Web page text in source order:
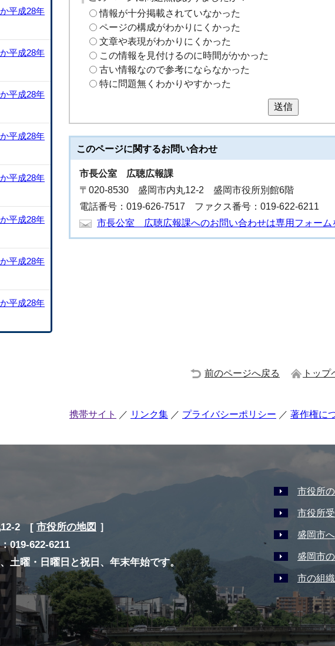
情報が十分掲載されていなかった
ページの構成がわかりにくかった
文章や表現がわかりにくかった
この情報を見付けるのに時間がかかった
古い情報なので参考にならなかった
特に問題無くわかりやすかった
送信
このページに関するお問い合わせ
市長公室 広聴広報課
〒020-8530 盛岡市内丸12-2 盛岡市役所別館6階
電話番号：019-626-7517 ファクス番号：019-622-6211
市長公室 広聴広報課へのお問い合わせは専用フォーム
平成28年
平成28年
平成28年
平成28年
平成28年
平成28年
平成28年
平成28年
前のページへ戻る トップ
携帯サイト リンク集 プライバシーポリシー 著作権に
12-2 [ 市役所の地図 ］
019-622-6211
土曜・日曜日と祝日、年末年始です。
市役所
市役所
盛岡市
盛岡市
市の組